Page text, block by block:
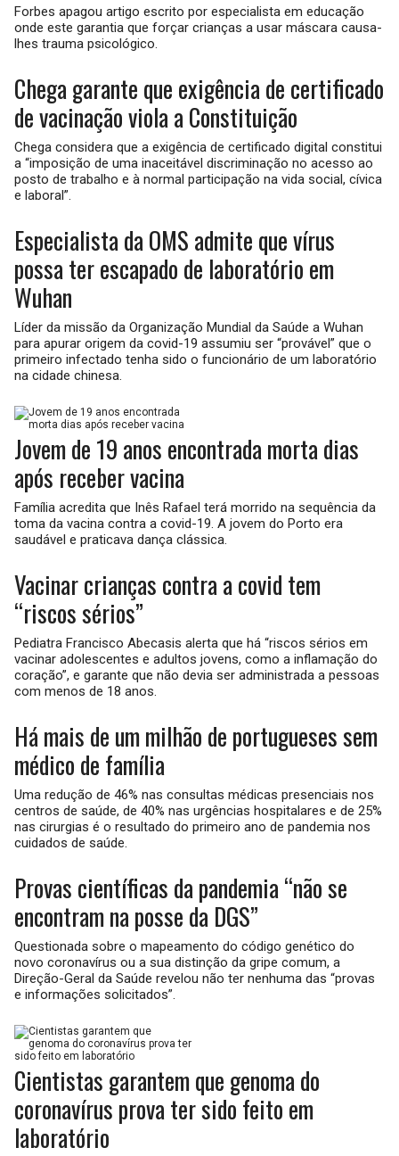
Forbes apagou artigo escrito por especialista em educação
onde este garantia que forçar crianças a usar máscara causa-
lhes trauma psicológico.
Chega garante que exigência de certificado
de vacinação viola a Constituição
Chega considera que a exigência de certificado digital constitui
a “imposição de uma inaceitável discriminação no acesso ao
posto de trabalho e à normal participação na vida social, cívica
e laboral”.
Especialista da OMS admite que vírus
possa ter escapado de laboratório em
Wuhan
Líder da missão da Organização Mundial da Saúde a Wuhan
para apurar origem da covid-19 assumiu ser “provável” que o
primeiro infectado tenha sido o funcionário de um laboratório
na cidade chinesa.
Jovem de 19 anos encontrada morta dias
após receber vacina
Família acredita que Inês Rafael terá morrido na sequência da
toma da vacina contra a covid-19. A jovem do Porto era
saudável e praticava dança clássica.
Vacinar crianças contra a covid tem
“riscos sérios”
Pediatra Francisco Abecasis alerta que há “riscos sérios em
vacinar adolescentes e adultos jovens, como a inflamação do
coração”, e garante que não devia ser administrada a pessoas
com menos de 18 anos.
Há mais de um milhão de portugueses sem
médico de família
Uma redução de 46% nas consultas médicas presenciais nos
centros de saúde, de 40% nas urgências hospitalares e de 25%
nas cirurgias é o resultado do primeiro ano de pandemia nos
cuidados de saúde.
Provas científicas da pandemia “não se
encontram na posse da DGS”
Questionada sobre o mapeamento do código genético do
novo coronavírus ou a sua distinção da gripe comum, a
Direção-Geral da Saúde revelou não ter nenhuma das “provas
e informações solicitados”.
Cientistas garantem que genoma do
coronavírus prova ter sido feito em
laboratório